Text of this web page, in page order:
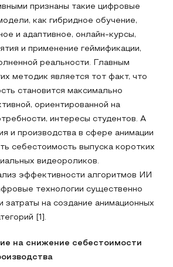
признаны такие цифровые
как гибридное обучение,
и адаптивное, онлайн-курсы,
и применение геймификации,
реальности. Главным
методик является тот факт, что
становится максимально
ориентированной на
интересы студентов. А
и производства в сфере анимации
себестоимость выпуска коротких
видеороликов.
эффективности алгоритмов ИИ
технологии существенно
на создание анимационных
[1].
на снижение себестоимости